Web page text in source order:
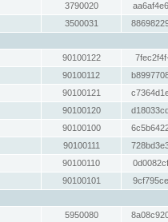
3790020
3500031
90100122
90100112
90100121
90100120
90100100
90100111
90100110
90100101
5950080